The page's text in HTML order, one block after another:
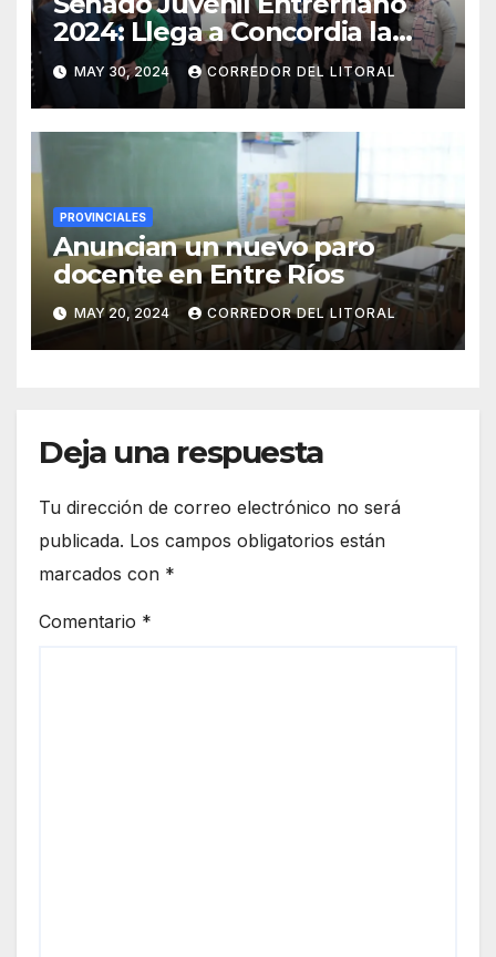
2024: Llega a Concordia la
convocatoria para que los
jóvenes sean protagonistas
MAY 30, 2024 CORREDOR DEL LITORAL
PROVINCIALES
Anuncian un nuevo paro
docente en Entre Ríos
MAY 20, 2024 CORREDOR DEL LITORAL
Deja una respuesta
Tu dirección de correo electrónico no será
publicada. Los campos obligatorios están
marcados con *
Comentario *